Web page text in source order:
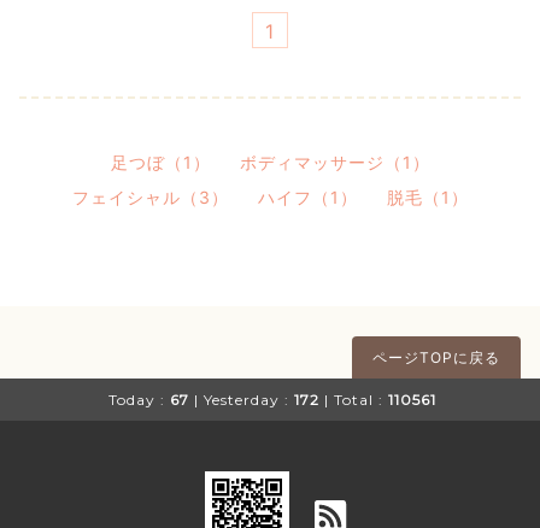
1
足つぼ（1）
ボディマッサージ（1）
フェイシャル（3）
ハイフ（1） 脱毛（1）
ページTOPに戻る
Today : 67 | Yesterday : 172 | Total : 110561